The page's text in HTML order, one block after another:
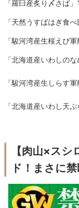
「羅臼産炙り〆さば
「天然うすばはぎ食
「駿河湾産生桜えび
「北海道産いわしの
「駿河湾産生しらす
「北海道産いわし天
【肉山×ス
ド！まさに